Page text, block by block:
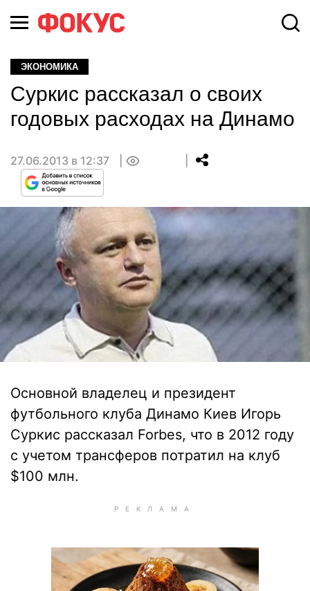
ЭКОНОМИКА
Суркис рассказал о своих
годовых расходах на Динамо
27.06.2013 в 12:37
Основной владелец и президент
футбольного клуба Динамо Киев Игорь
Суркис рассказал Forbes, что в 2012 году
с учетом трансферов потратил на клуб
$100 млн.